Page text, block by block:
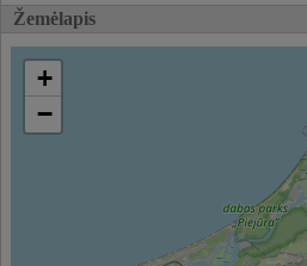
Žemėlapis
+
−